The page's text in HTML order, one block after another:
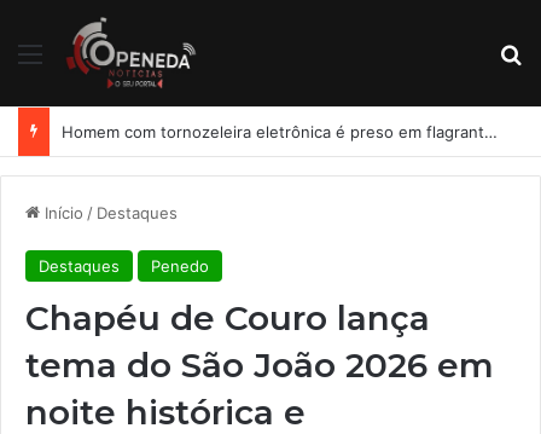
Menu
Homem com tornozeleira eletrônica é preso em flagrante por importunação sexual em condomínio de Arapiraca
Início / Destaques
Destaques Penedo
Chapéu de Couro lança
tema do São João 2026 em
noite histórica e